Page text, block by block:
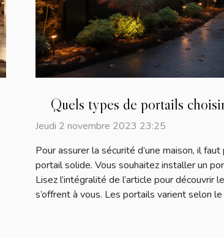
Quels types de portails
Jeudi 2 novembre 2023 23:25
Pour assurer la sécurité d’une maison, il faut
portail solide. Vous souhaitez installer un
Lisez l’intégralité de l’article pour découvrir
s’offrent à vous. Les portails varient selon